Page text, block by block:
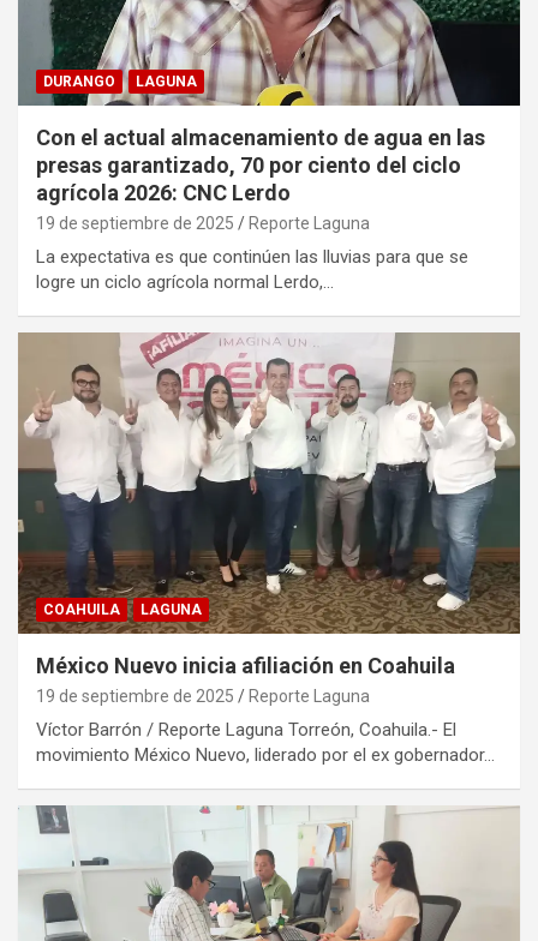
DURANGO LAGUNA
Con el actual almacenamiento de agua en las
presas garantizado, 70 por ciento del ciclo
agrícola 2026: CNC Lerdo
19 de septiembre de 2025 Reporte Laguna
La expectativa es que continúen las lluvias para que se
logre un ciclo agrícola normal Lerdo,…
COAHUILA LAGUNA
México Nuevo inicia afiliación en Coahuila
19 de septiembre de 2025 Reporte Laguna
Víctor Barrón / Reporte Laguna Torreón, Coahuila.- El
movimiento México Nuevo, liderado por el ex gobernador…